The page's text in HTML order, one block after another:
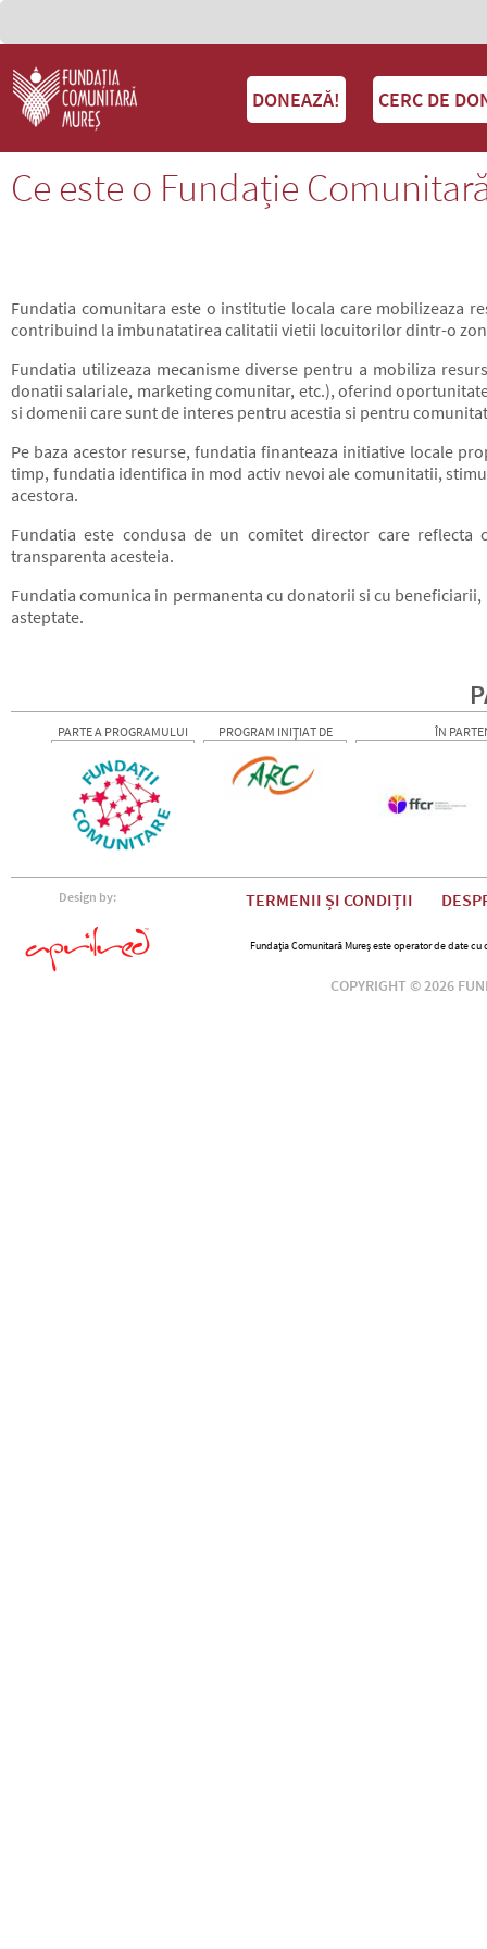
DONEAZĂ! CERC DE
Ce este o Fundație
Fundatia comunitara este o institutie locala care mobilizeaza
contribuind la imbunatatirea calitatii vietii locuitorilor dintr-o
Fundatia utilizeaza mecanisme diverse pentru a mobiliza
donatii salariale, marketing comunitar, etc.), oferind
si domenii care sunt de interes pentru acestia si pentru
Pe baza acestor resurse, fundatia finanteaza initiative locale
timp, fundatia identifica in mod activ nevoi ale comunitatii,
acestora.
Fundatia este condusa de un comitet director care
transparenta acesteia.
Fundatia comunica in permanenta cu donatorii si cu
asteptate.
PARTE A PROGRAMULUI PROGRAM INIȚIAT DE ÎN
Design by: TERMENII ȘI CONDIȚII
Fundația Comunitară Mureș este operator de date
COPYRIGHT © 2026